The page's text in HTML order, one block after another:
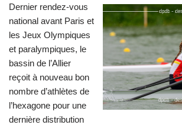
Dernier rendez-vous
national avant Paris et
les Jeux Olympiques
et paralympiques, le
bassin de l’Allier
reçoit à nouveau bon
nombre d’athlètes de
l’hexagone pour une
dernière distribution